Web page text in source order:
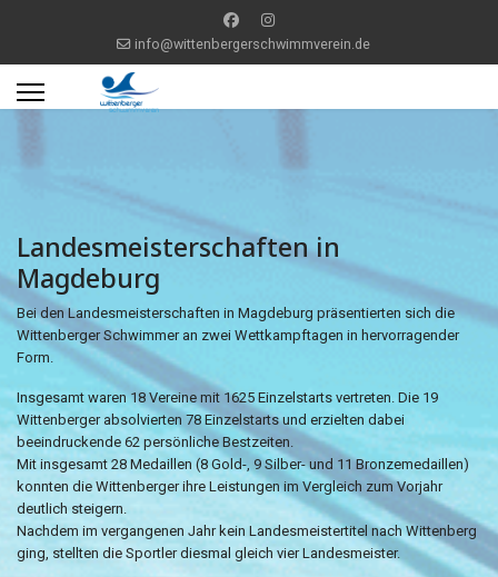
info@wittenbergerschwimmverein.de
Landesmeisterschaften in
Magdeburg
Bei den Landesmeisterschaften in Magdeburg präsentierten sich die
Wittenberger Schwimmer an zwei Wettkampftagen in hervorragender
Form.
Insgesamt waren 18 Vereine mit 1625 Einzelstarts vertreten. Die 19
Wittenberger absolvierten 78 Einzelstarts und erzielten dabei
beeindruckende 62 persönliche Bestzeiten.
Mit insgesamt 28 Medaillen (8 Gold-, 9 Silber- und 11 Bronzemedaillen)
konnten die Wittenberger ihre Leistungen im Vergleich zum Vorjahr
deutlich steigern.
Nachdem im vergangenen Jahr kein Landesmeistertitel nach Wittenberg
ging, stellten die Sportler diesmal gleich vier Landesmeister.